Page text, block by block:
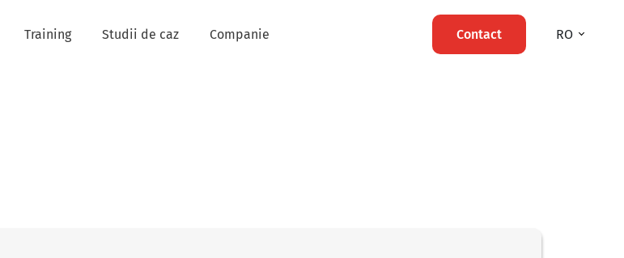
Training Studii de caz Companie Contact RO